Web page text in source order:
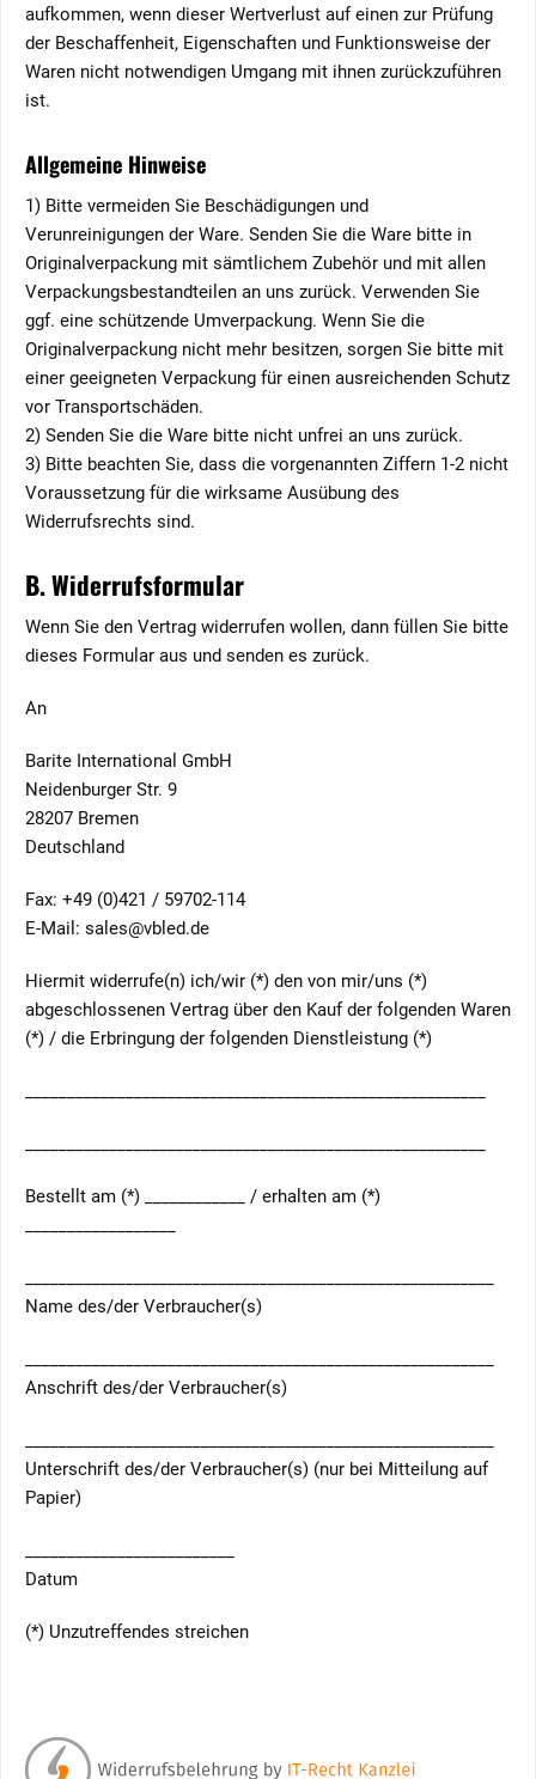
aufkommen, wenn dieser Wertverlust auf einen zur Prüfung
der Beschaffenheit, Eigenschaften und Funktionsweise der
Waren nicht notwendigen Umgang mit ihnen zurückzuführen
ist.
Allgemeine Hinweise
1) Bitte vermeiden Sie Beschädigungen und
Verunreinigungen der Ware. Senden Sie die Ware bitte in
Originalverpackung mit sämtlichem Zubehör und mit allen
Verpackungsbestandteilen an uns zurück. Verwenden Sie
ggf. eine schützende Umverpackung. Wenn Sie die
Originalverpackung nicht mehr besitzen, sorgen Sie bitte mit
einer geeigneten Verpackung für einen ausreichenden Schutz
vor Transportschäden.
2) Senden Sie die Ware bitte nicht unfrei an uns zurück.
3) Bitte beachten Sie, dass die vorgenannten Ziffern 1-2 nicht
Voraussetzung für die wirksame Ausübung des
Widerrufsrechts sind.
B. Widerrufsformular
Wenn Sie den Vertrag widerrufen wollen, dann füllen Sie bitte
dieses Formular aus und senden es zurück.
An
Barite International GmbH
Neidenburger Str. 9
28207 Bremen
Deutschland
Fax: +49 (0)421 / 59702-114
E-Mail: sales@vbled.de
Hiermit widerrufe(n) ich/wir (*) den von mir/uns (*)
abgeschlossenen Vertrag über den Kauf der folgenden Waren
(*) / die Erbringung der folgenden Dienstleistung (*)
Bestellt am (*) ____________ / erhalten am (*)
Name des/der Verbraucher(s)
Anschrift des/der Verbraucher(s)
Unterschrift des/der Verbraucher(s) (nur bei Mitteilung auf
Papier)
Datum
(*) Unzutreffendes streichen